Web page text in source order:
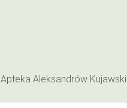
Apteka Aleksandrów Kujawski